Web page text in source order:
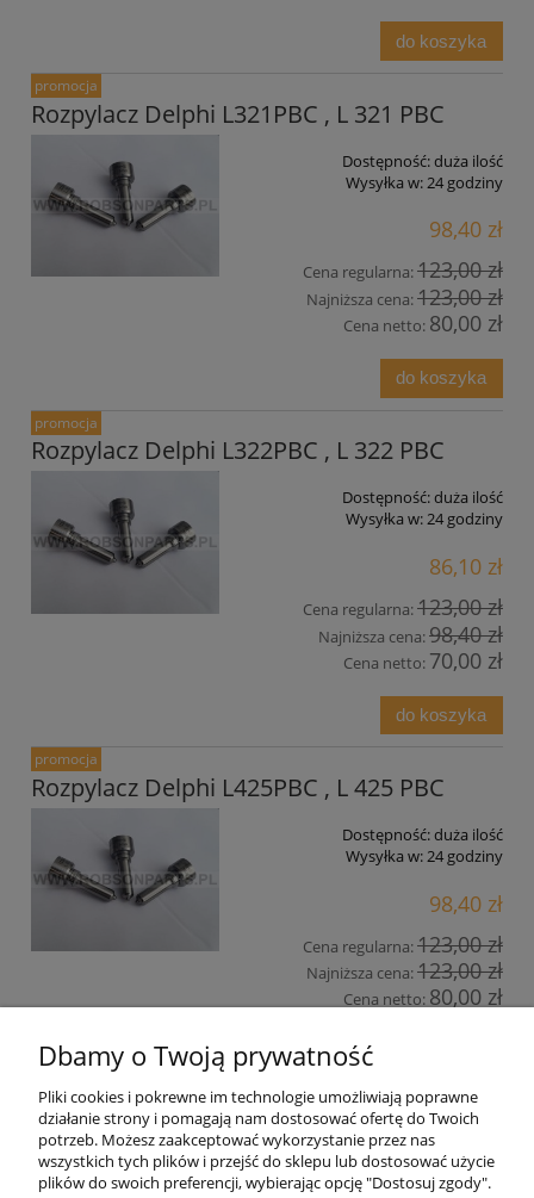
do koszyka
Rozpylacz Delphi L321PBC , L 321 PBC
Dostępność:duża ilość
Wysyłka w: 24 godziny
98,40 zł
Cena regularna:123,00 zł
Najniższa cena:123,00 zł
Cena netto: 80,00 zł
do koszyka
promocja
Rozpylacz Delphi L322PBC , L 322 PBC
Dostępność:duża ilość
Wysyłka w:24 godziny
86,10 zł
Cena regularna:123,00 zł
Najniższa cena:98,40 zł
Cena netto: 70,00 zł
do koszyka
promocja
Rozpylacz Delphi L425PBC , L 425 PBC
Dostępność:duża ilość
Wysyłka w:24 godziny
98,40 zł
Cena regularna:123,00 zł
Najniższa cena:123,00 zł
Cena netto: 80,00 zł
promocja
Pomoc
Moje konto
Dbamy o Twoją prywatność
Pliki cookies i pokrewne im technologie umożliwiają poprawne
działanie strony i pomagają nam dostosować ofertę do Twoich
potrzeb. Możesz zaakceptować wykorzystanie przez nas
wszystkich tych plików i przejść do sklepu lub dostosować użycie
plików do swoich preferencji, wybierając opcję "Dostosuj zgody".